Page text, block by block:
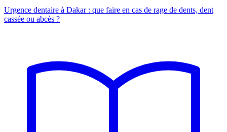
Urgence dentaire à Dakar : que faire en cas de rage de dents, dent
cassée ou abcès ?